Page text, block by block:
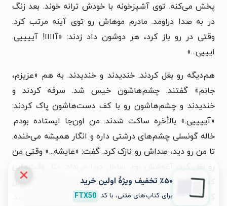
پخش می‌کنه. توی آشپزخونه با خودش ترانه خوند. بعد زنگ
در به صدا دراومد. مادرم موهاش رو توی آینه مرتب کرد.
وقتی در رو باز کرد، هر دوشون داد زدند: «آاااا! آییییی.
ایییی...»
هم‌دیگه رو بغل کردند. خندیدند و خندیدند. به هم «عزیزم،
جانم» گفتند. چشم‌هاشون خیس شد. سرفه کردند و
خندیدند و چشم‌هاشون رو با کف دست‌هاشون پاک کردند:
«آییییی.» بالأ‌خره ساکت شدند. من اون‌جا ایستاده بودم.
خاله گونسلی چشم‌های درشتی داره و انگار همیشه می‌خنده.
تا من رو دید، صداش رو نازک کرد. گفت: «عایشه...» وقتی من
رو بغل کرد، آغوشش بوی ساحل دریا می‌داد. مثل وقت‌هایی
که صبحه و باد می‌آد. باز هم اون و مادرم هم‌دیگه رو بغل
کردند. بعد دست‌های هم‌دیگه رو گرفتند و به هم نگاه کردند.
٪۵۰ تخفیف ویژۀ اولین خرید
برای کتاب‌های متنی، با کد FTX50